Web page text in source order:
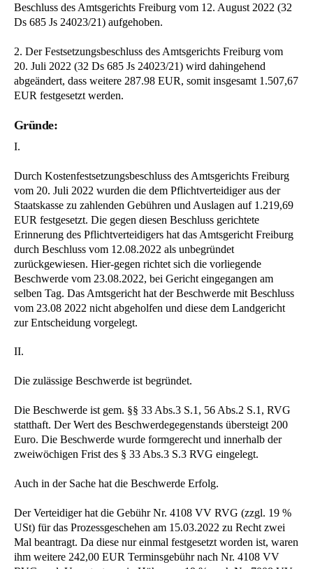
Beschluss des Amtsgerichts Freiburg vom 12. August 2022 (32
Ds 685 Js 24023/21) aufgehoben.
2. Der Festsetzungsbeschluss des Amtsgerichts Freiburg vom
20. Juli 2022 (32 Ds 685 Js 24023/21) wird dahingehend
abgeändert, dass weitere 287.98 EUR, somit insgesamt 1.507,67
EUR festgesetzt werden.
Gründe:
I.
Durch Kostenfestsetzungsbeschluss des Amtsgerichts Freiburg
vom 20. Juli 2022 wurden die dem Pflichtverteidiger aus der
Staatskasse zu zahlenden Gebühren und Auslagen auf 1.219,69
EUR festgesetzt. Die gegen diesen Beschluss gerichtete
Erinnerung des Pflichtverteidigers hat das Amtsgericht Freiburg
durch Beschluss vom 12.08.2022 als unbegründet
zurückgewiesen. Hier-gegen richtet sich die vorliegende
Beschwerde vom 23.08.2022, bei Gericht eingegangen am
selben Tag. Das Amtsgericht hat der Beschwerde mit Beschluss
vom 23.08 2022 nicht abgeholfen und diese dem Landgericht
zur Entscheidung vorgelegt.
II.
Die zulässige Beschwerde ist begründet.
Die Beschwerde ist gem. §§ 33 Abs.3 S.1, 56 Abs.2 S.1, RVG
statthaft. Der Wert des Beschwerdegegenstands übersteigt 200
Euro. Die Beschwerde wurde formgerecht und innerhalb der
zweiwöchigen Frist des § 33 Abs.3 S.3 RVG eingelegt.
Auch in der Sache hat die Beschwerde Erfolg.
Der Verteidiger hat die Gebühr Nr. 4108 VV RVG (zzgl. 19 %
USt) für das Prozessgeschehen am 15.03.2022 zu Recht zwei
Mal beantragt. Da diese nur einmal festgesetzt worden ist, waren
ihm weitere 242,00 EUR Terminsgebühr nach Nr. 4108 VV